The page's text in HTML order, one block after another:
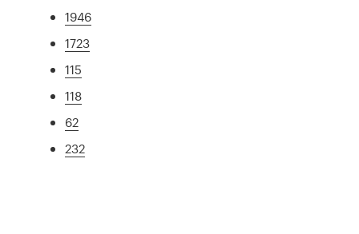
1946
1723
115
118
62
232